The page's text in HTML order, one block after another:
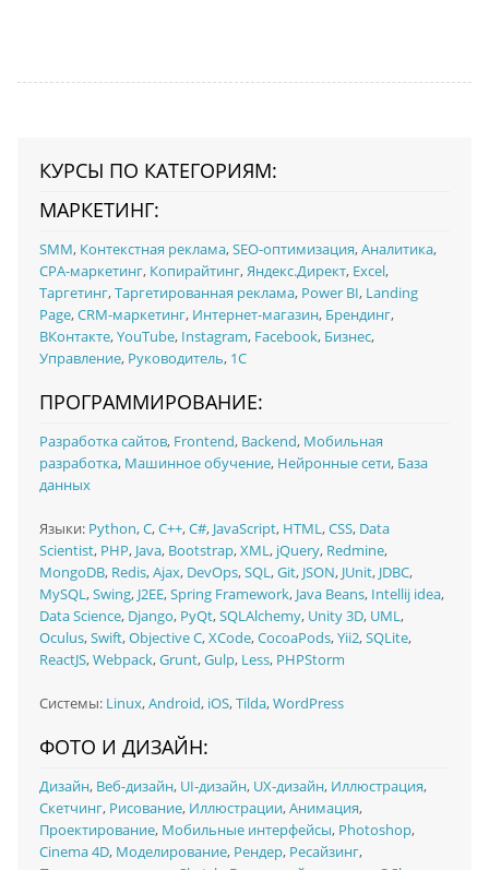
КУРСЫ ПО КАТЕГОРИЯМ:
МАРКЕТИНГ:
SMM, Контекстная реклама,SEO-оптимизация,Аналитика,
CPA-маркетинг, Копирайтинг,Яндекс.Директ, Excel,
Таргетинг,Таргетированная реклама, Power BI, Landing
Page,CRM-маркетинг, Интернет-магазин, Брендинг,
ВКонтакте,YouTube, Instagram, Facebook, Бизнес,
Управление, Руководитель, 1C
ПРОГРАММИРОВАНИЕ:
Разработка сайтов, Frontend, Backend, Мобильная
разработка, Машинное обучение, Нейронные сети, База
данных
Языки: Python,C,C++,C#, JavaScript, HTML,CSS, Data
Scientist, PHP, Java, Bootstrap,XML, jQuery, Redmine,
MongoDB, Redis,Ajax, DevOps,SQL,Git, JSON, JUnit, JDBC,
MySQL,Swing, J2EE,Spring Framework, Java Beans, Intellij idea,
Data Science, Django, PyQt,SQLAlchemy, Unity 3D, UML,
Oculus,Swift,Objective C,XCode,CocoaPods,Yii2,SQLite,
ReactJS,Webpack,Grunt,Gulp, Less, PHPStorm
Системы: Linux,Android, iOS,Tilda,WordPress
ФОТО И ДИЗАЙН:
Дизайн, Веб-дизайн, UI‑дизайн, UX‑дизайн, Иллюстрация,
Скетчинг, Рисование, Иллюстрации,Анимация,
Проектирование, Мобильные интерфейсы, Photoshop,
Cinema 4D, Моделирование, Рендер, Ресайзинг,